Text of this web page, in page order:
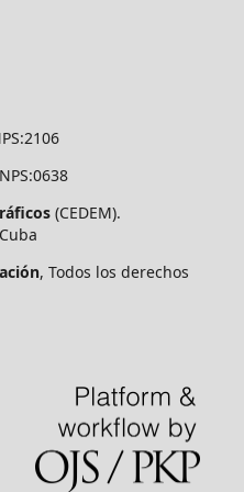
(CEDEM).
, Todos los derechos